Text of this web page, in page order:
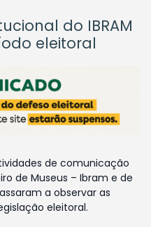
do IBRAM
eleitoral
de comunicação
de Museus – Ibram e de
a observar as
eleitoral.